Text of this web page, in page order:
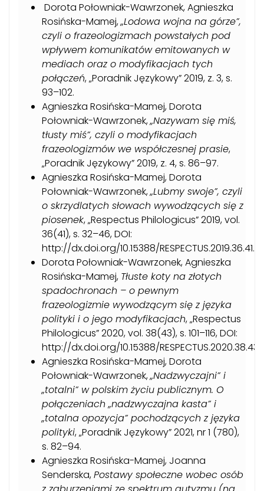
Dorota Połowniak-Wawrzonek, Agnieszka
Rosińska-Mamej,„Lodowa wojna na górze”,
czyli o frazeologizmach powstałych pod
wpływem komunikatów emitowanych w
mediach oraz o modyfikacjach tych
połączeń, „Poradnik Językowy” 2019, z. 3, s.
93–102.
Agnieszka Rosińska-Mamej, Dorota
Połowniak-Wawrzonek,„Nazywam się miś,
tłusty miś”, czyli o modyfikacjach
frazeologizmów we współczesnej prasie,
„Poradnik Językowy” 2019, z. 4, s. 86–97.
Agnieszka Rosińska-Mamej, Dorota
Połowniak-Wawrzonek,„Lubmy swoje”, czyli
o skrzydlatych słowach wywodzących się z
piosenek, „Respectus Philologicus” 2019, vol.
36(41), s. 32–46, DOI:
http://dx.doi.org/10.15388/RESPECTUS.2019.36.41.21.
Dorota Połowniak-Wawrzonek, Agnieszka
Rosińska-Mamej, Tłuste koty na złotych
spadochronach – o pewnym
frazeologizmie wywodzącym się z języka
polityki i o jego modyfikacjach, „Respectus
Philologicus” 2020, vol. 38(43), s. 101–116, DOI:
http://dx.doi.org/10.15388/
Agnieszka Rosińska-Mamej, Dorota
Połowniak-Wawrzonek,„Nadzwyczajni” i
„totalni” w polskim życiu publicznym. O
połączeniach „nadzwyczajna kasta” i
„totalna opozycja” pochodzących z języka
polityki, „Poradnik Językowy” 2021, nr 1 (780),
s. 82–94.
Agnieszka Rosińska-Mamej, Joanna
Senderska,Postawy społeczne wobec osób